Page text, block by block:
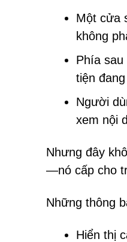
Một cửa
không
Phía sau
tiện
Người
xem nội
Nhưng đây
—nó cấp cho
Những thông
Hiển thị